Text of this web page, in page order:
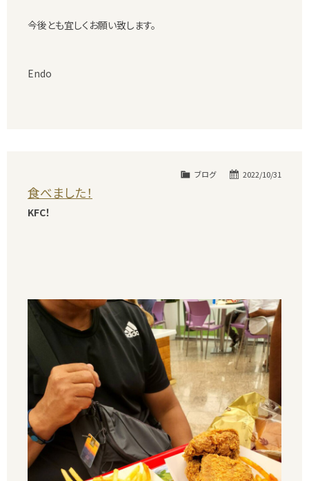
今後とも宜しくお願い致します。
Endo
2022/10/31
ブログ
食べました！
KFC！